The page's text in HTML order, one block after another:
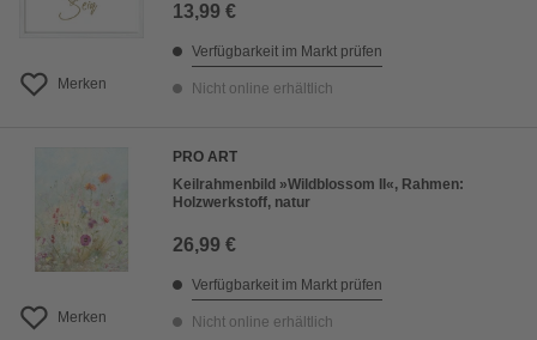
Merken
13,99 €
Verfügbarkeit im Markt prüfen
Nicht online erhältlich
Merken
PRO ART
Keilrahmenbild »Wildblossom II«, Rahmen:
Holzwerkstoff, natur
26,99 €
Verfügbarkeit im Markt prüfen
Nicht online erhältlich